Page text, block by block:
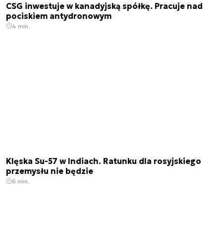
CSG inwestuje w kanadyjską spółkę. Pracuje nad
pociskiem antydronowym
4 min.
Klęska Su-57 w Indiach. Ratunku dla rosyjskiego
przemysłu nie będzie
6 min.